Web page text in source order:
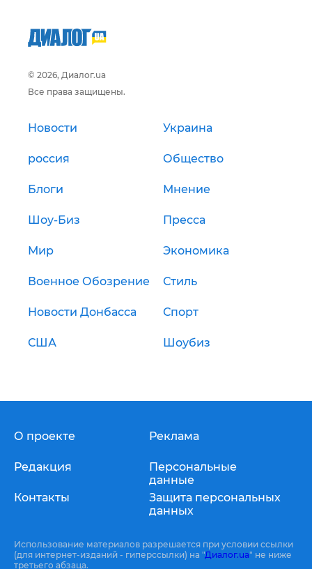
© 2026, Диалог.ua
Все права защищены.
Новости Украина
россия Общество
Блоги Мнение
Шоу-Биз Пресса
Мир Экономика
Военное Обозрение Стиль
Новости Донбасса Спорт
США Шоубиз
О проекте
Редакция
Контакты
Реклама
Персональные
данные
Защита персональных
данных
Использование материалов разрешается при условии ссылки
(для интернет-изданий - гиперссылки) на "Диалог.ua" не ниже
третьего абзаца.